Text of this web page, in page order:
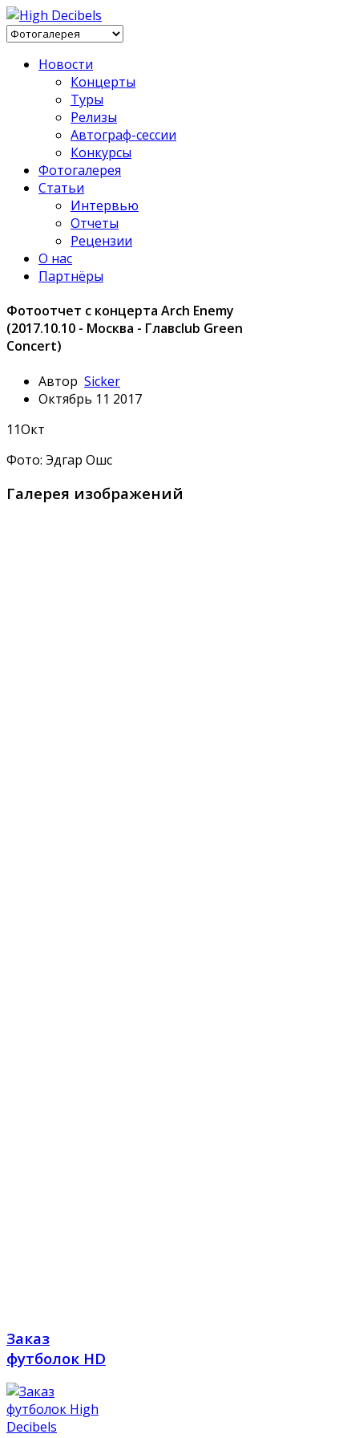
Новости
Концерты
Туры
Релизы
Автограф-сессии
Конкурсы
Фотогалерея
Статьи
Интервью
Отчеты
Рецензии
О нас
Партнёры
Фотоотчет с концерта Arch Enemy
(2017.10.10 - Москва - Главclub Green
Concert)
Автор Sicker
Октябрь 11 2017
11Окт
Фото: Эдгар Ошс
Галерея изображений
Заказ
футболок HD